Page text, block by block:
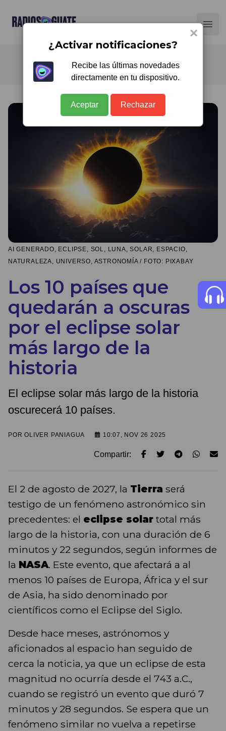
Radios Guate
AI GENERADO, ECLIPSE, SOL, LUNA, SOLAR, ESPACIO,
NATURALEZA, UNIVERSO, ASTRONOMÍA / FOTO: PIXABAY
Los 10 países que
quedarán a oscuras
por el eclipse solar
más largo de la
historia
El eclipse solar más largo de la historia
oscurecerá 10 países.
POROLIVER PANIAGUA 10:07, NOV 26 2025
Compartir:
El 2 de agosto de 2027, la Tierra será
testigo de un fenómeno astronómico sin
precedentes: el eclipse solar total más
largo de la historia, con una duración de 6
minutos y 22 segundos, según informes de
la NASA. Este evento, que afectará a al
menos 10 países de Europa, África y el sur
de Asia, ha sido denominado por
científicos como el Eclipse del Siglo.
Desde hace meses, astrónomos y
aficionados al espacio han seguido de
cerca la noticia, ya que un eclipse de esta
magnitud no ocurría desde el 743 a.C.,
cuando se registró un evento que duró 7
minutos y 28 segundos. Se espera que un
fenómeno similar no vuelva a repetirse
×
¿Activar notificaciones?
Recibe las últimas novedades
directamente en tu dispositivo.
Aceptar Rechazar